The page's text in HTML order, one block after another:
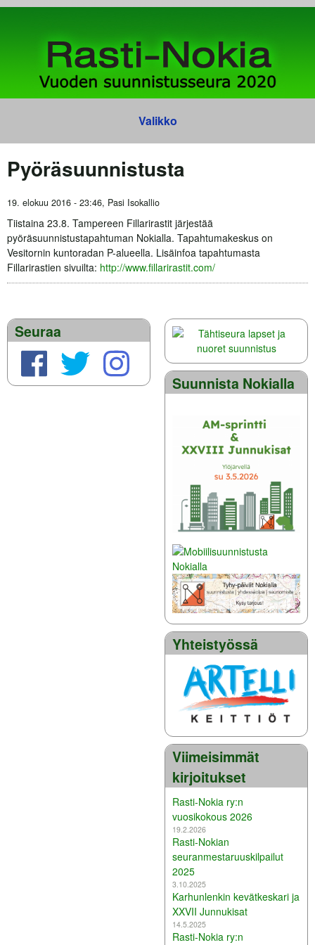
Valikko
Pyöräsuunnistusta
19. elokuu 2016 - 23:46, Pasi Isokallio
Tiistaina 23.8. Tampereen Fillarirastit järjestää
pyöräsuunnistustapahtuman Nokialla. Tapahtumakeskus on
Vesitornin kuntoradan P-alueella. Lisäinfoa tapahtumasta
Fillarirastien sivuilta: http://www.fillarirastit.com/
Seuraa
Suunnista Nokialla
Yhteistyössä
Viimeisimmät
kirjoitukset
Rasti-Nokia ry:n
vuosikokous 2026
19.2.2026
Rasti-Nokian
seuranmestaruuskilpailut
2025
3.10.2025
Karhunlenkin kevätkeskari ja
XXVII Junnukisat
14.5.2025
Rasti-Nokia ry:n